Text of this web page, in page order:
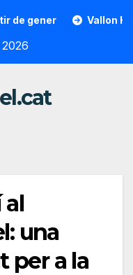
Vallon Hoarau
al
una
per a la